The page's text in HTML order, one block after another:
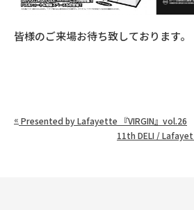
皆様のご来場お待ち致しております。
« Presented by Lafayette 『VIRGIN』vol.26
11th DELI /